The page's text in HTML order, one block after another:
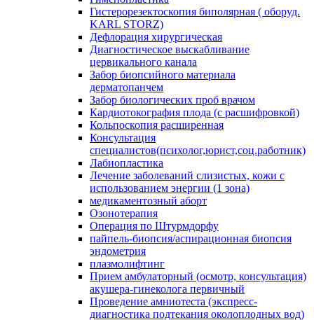
Гистерорезектоскопия биполярная ( оборуд.
KARL STORZ)
Дефлорация хирургическая
Диагностическое выскабливание
цервикального канала
Забор биопсийного материала
дерматопанчем
Забор биологических проб врачом
Кардиотокография плода (с расшифровкой)
Кольпоскопия расширенная
Консультация
специалистов(психолог,юрист,соц.работник)
Лабиопластика
Лечение заболеваний слизистых, кожи с
использованием энергии (1 зона)
медикаментозный аборт
Озонотерапия
Операция по Штурмдорфу
пайпель-биопсия/аспирационная биопсия
эндометрия
плазмолифтинг
Прием амбулаторный (осмотр, консультация)
акушера-гинеколога первичный
Проведение амниотеста (экспресс-
диагностика подтекания околоплодных вод)